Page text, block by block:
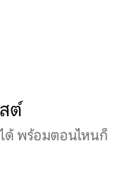
ต์
ด้ พร้อมตอนไหนก็